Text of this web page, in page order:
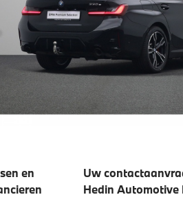
en
Uw
Hedin Automotive